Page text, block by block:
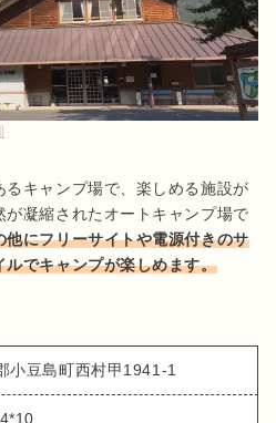
キャンプ場で、楽しめる施設が
凝縮されたオートキャンプ場で
他にフリーサイトや電源付きのサ
でキャンプが楽しめます。
小豆島町西村甲1941-1